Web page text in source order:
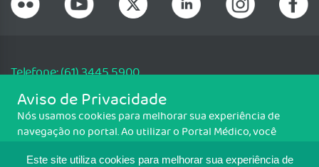
Este site utiliza cookies para melhorar sua experiência de
Telefone: (61) 3445 5900
Email: cfm@portalmedico.org.br
SGAS 616, Conjunto D, Lote 115, L2 Sul, Brasília/DF - CEP: 70200-760 -
CNPJ: 33.583.550/0001-30
Aviso de Privacidade
Nós usamos cookies para melhorar sua experiência de
navegação no portal. Ao utilizar o Portal Médico, você
Para ter mais informações sobre como isso é feito, acesse